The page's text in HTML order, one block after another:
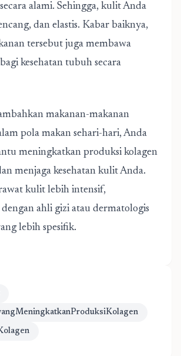
alami. Sehingga, kulit Anda
dan elastis. Kabar baiknya,
tersebut juga membawa
kesehatan tubuh secara
makanan-makanan
pola makan sehari-hari, Anda
meningkatkan produksi kolagen
menjaga kesehatan kulit Anda.
kulit lebih intensif,
ahli gizi atau dermatologis
lebih spesifik.